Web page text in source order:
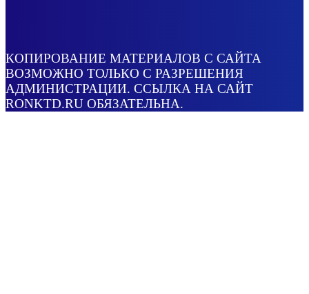
КОПИРОВАНИЕ МАТЕРИАЛОВ С САЙТА
ВОЗМОЖНО ТОЛЬКО С РАЗРЕШЕНИЯ
АДМИНИСТРАЦИИ. ССЫЛКА НА САЙТ
RONKTD.RU ОБЯЗАТЕЛЬНА.